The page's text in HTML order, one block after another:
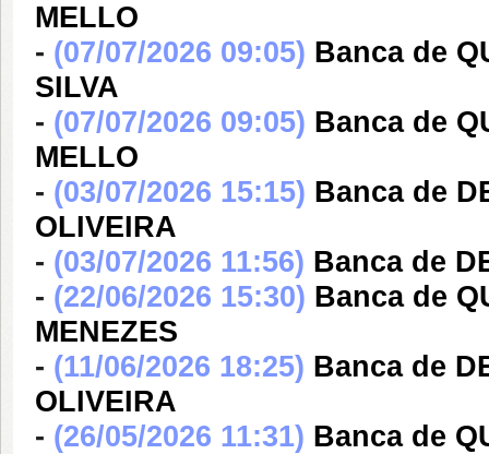
MELLO
- (07/07/2026 09:05) Banca de
SILVA
- (07/07/2026 09:05) Banca de
MELLO
- (03/07/2026 15:15) Banca de
OLIVEIRA
- (03/07/2026 11:56) Banca de
- (22/06/2026 15:30) Banca de
MENEZES
- (11/06/2026 18:25) Banca de
OLIVEIRA
- (26/05/2026 11:31) Banca de